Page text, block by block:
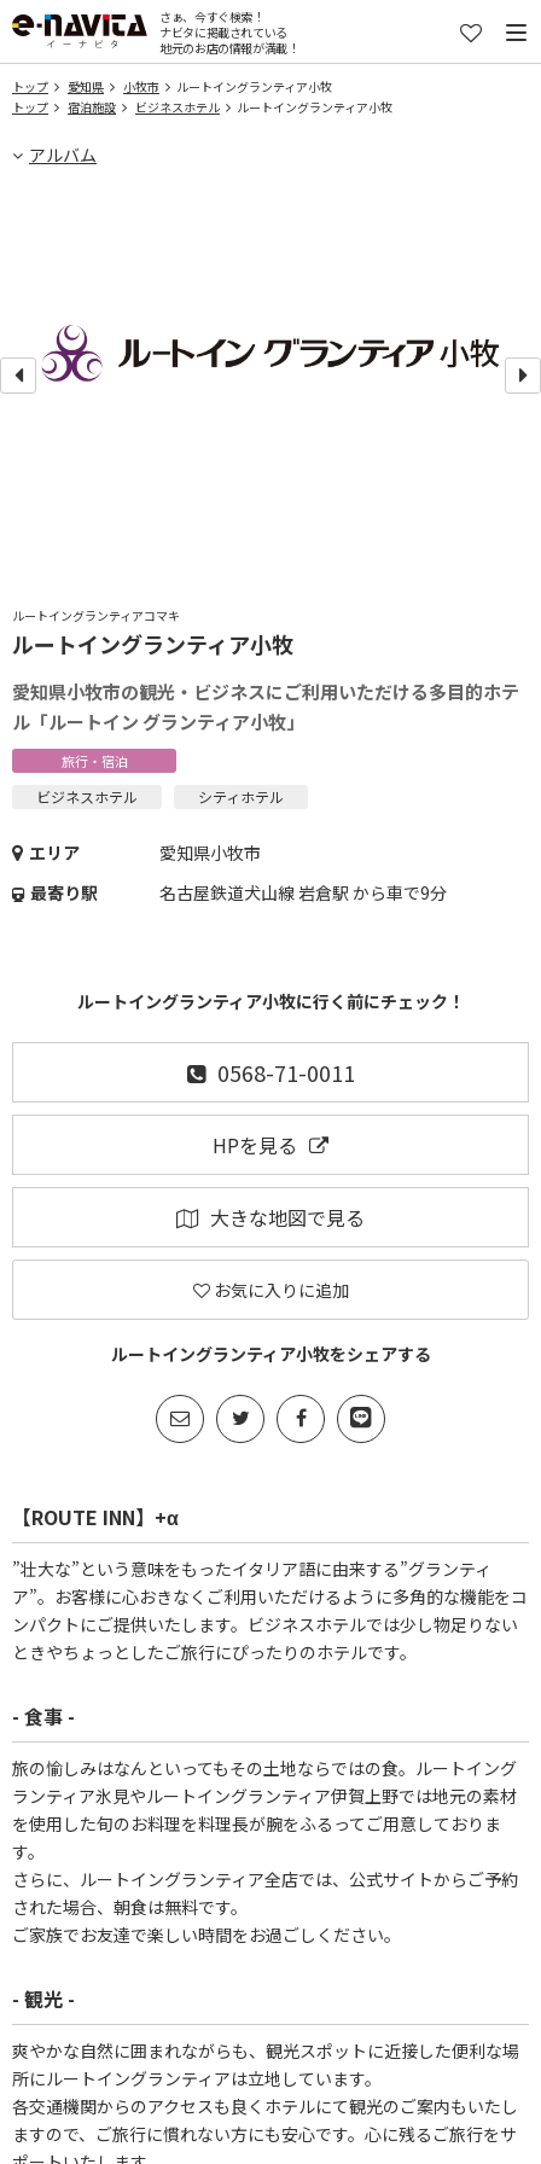
さぁ、今すぐ検索！
ナビタに掲載されている
地元のお店の情報が満載！
トップ 愛知県 小牧市
ルートイングランティア小牧
トップ
宿泊施設 ビジネスホテル ルートイングランティア小牧
アルバム
ルートイングランティアコマキ
ルートイングランティア小牧
愛知県小牧市の観光・ビジネスにご利用いただける多目的ホテ
ル「ルートイン グランティア小牧」
旅行・宿泊
ビジネスホテル シティホテル
エリア
愛知県小牧市
最寄り駅
名古屋鉄道犬山線 岩倉駅 から車で9分
ルートイングランティア小牧に行く前にチェック！
0568-71-0011
HPを見る
大きな地図で見る
お気に入りに追加
ルートイングランティア小牧をシェアする
【ROUTE INN】+α
”壮大な”という意味をもったイタリア語に由来する”グランティ
ア”。お客様に心おきなくご利用いただけるように多角的な機能をコ
ンパクトにご提供いたします。ビジネスホテルでは少し物足りない
ときやちょっとしたご旅行にぴったりのホテルです。
- 食事 -
旅の愉しみはなんといってもその土地ならではの食。ルートイング
ランティア氷見やルートイングランティア伊賀上野では地元の素材
を使用した旬のお料理を料理長が腕をふるってご用意しておりま
す。
さらに、ルートイングランティア全店では、公式サイトからご予約
された場合、朝食は無料です。
ご家族でお友達で楽しい時間をお過ごしください。
- 観光 -
爽やかな自然に囲まれながらも、観光スポットに近接した便利な場
所にルートイングランティアは立地しています。
各交通機関からのアクセスも良くホテルにて観光のご案内もいたし
ますので、ご旅行に慣れない方にも安心です。心に残るご旅行をサ